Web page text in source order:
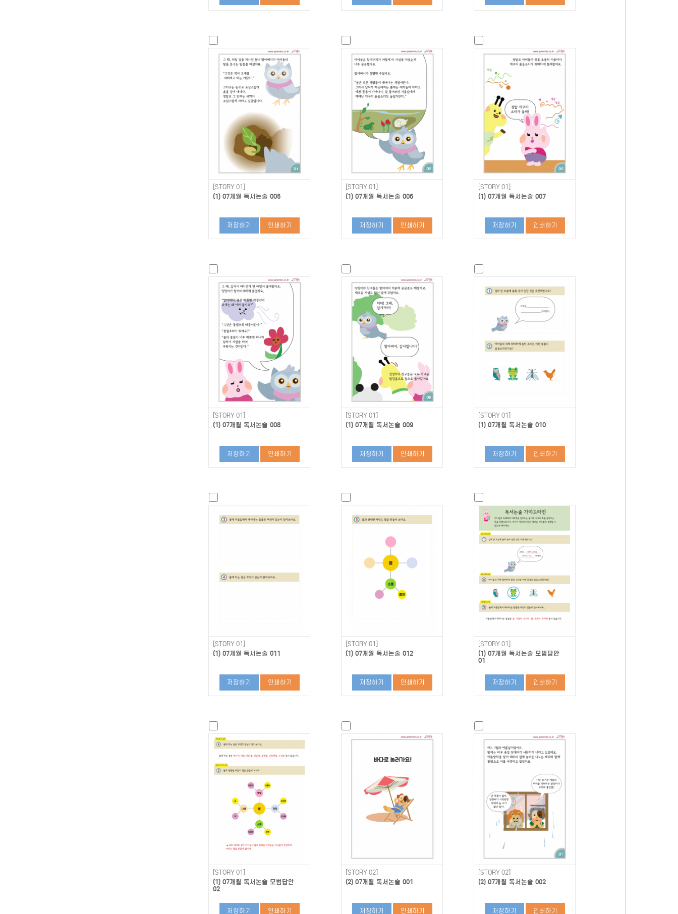
[STORY 01]
(1) 07개월 독서논술 005
저장하기 인쇄하기
[STORY 01]
(1) 07개월 독서논술 006
저장하기 인쇄하기
[STORY 01]
(1) 07개월 독서논술 007
저장하기 인쇄하기
[STORY 01]
(1) 07개월 독서논술 008
저장하기 인쇄하기
[STORY 01]
(1) 07개월 독서논술 009
저장하기 인쇄하기
[STORY 01]
(1) 07개월 독서논술 010
저장하기 인쇄하기
[STORY 01]
(1) 07개월 독서논술 011
저장하기 인쇄하기
[STORY 01]
(1) 07개월 독서논술 012
저장하기 인쇄하기
[STORY 01]
(1) 07개월 독서논술 모범답안
01
저장하기 인쇄하기
[STORY 01]
(1) 07개월 독서논술 모범답안
02
저장하기 인쇄하기
[STORY 02]
(2) 07개월 독서논술 001
저장하기 인쇄하기
[STORY 02]
(2) 07개월 독서논술 002
저장하기 인쇄하기